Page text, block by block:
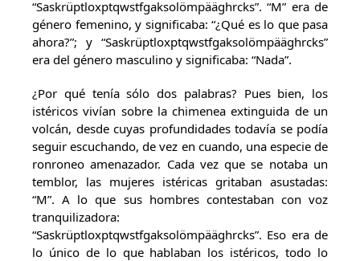
“Saskrüptloxptqwstfgaksolömpääghrcks”. “M” era de
género femenino, y significaba: “¿Qué es lo que pasa
ahora?”; y “Saskrüptloxptqwstfgaksolömpääghrcks”
era del género masculino y significaba: “Nada”.
¿Por qué tenía sólo dos palabras? Pues bien, los
istéricos vivían sobre la chimenea extinguida de un
volcán, desde cuyas profundidades todavía se podía
seguir escuchando, de vez en cuando, una especie de
ronroneo amenazador. Cada vez que se notaba un
temblor, las mujeres istéricas gritaban asustadas:
“M”. A lo que sus hombres contestaban con voz
tranquilizadora:
“Saskrüptloxptqwstfgaksolömpääghrcks”. Eso era de
lo único de lo que hablaban los istéricos, todo lo